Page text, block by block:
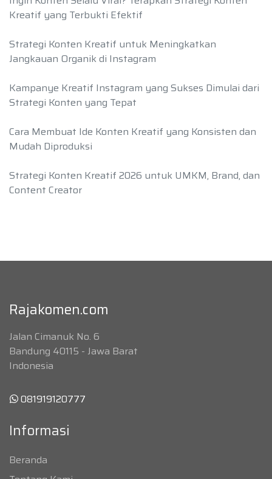
Kreatif yang Terbukti Efektif
Strategi Konten Kreatif untuk Meningkatkan
Jangkauan Organik di Instagram
Kampanye Kreatif Instagram yang Sukses Dimulai dari
Strategi Konten yang Tepat
Cara Membuat Ide Konten Kreatif yang Konsisten dan
Mudah Diproduksi
Strategi Konten Kreatif 2026 untuk UMKM, Brand, dan
Content Creator
Rajakomen.com
Jalan Cimanuk No. 6
Bandung 40115 - Jawa Barat
Indonesia
081919120777
Informasi
Beranda